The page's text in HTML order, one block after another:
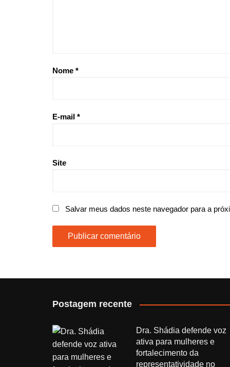
Nome *
E-mail *
Site
Salvar meus dados neste navegador para a
Postagem recente
Dra. Shádia defende voz
ativa para mulheres e
fortalecimento da
representatividade no